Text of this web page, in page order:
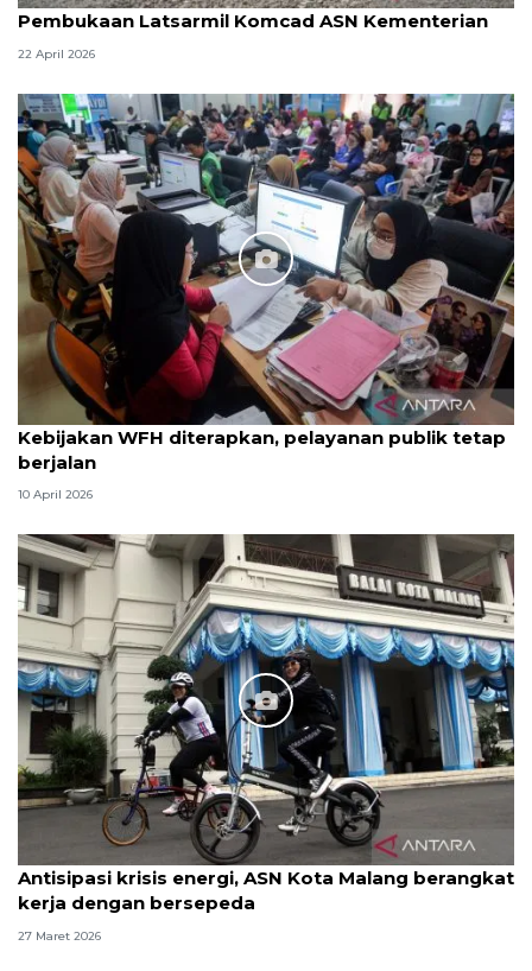
Pembukaan Latsarmil Komcad ASN Kementerian
22 April 2026
Kebijakan WFH diterapkan, pelayanan publik tetap
berjalan
10 April 2026
Antisipasi krisis energi, ASN Kota Malang berangkat
kerja dengan bersepeda
27 Maret 2026